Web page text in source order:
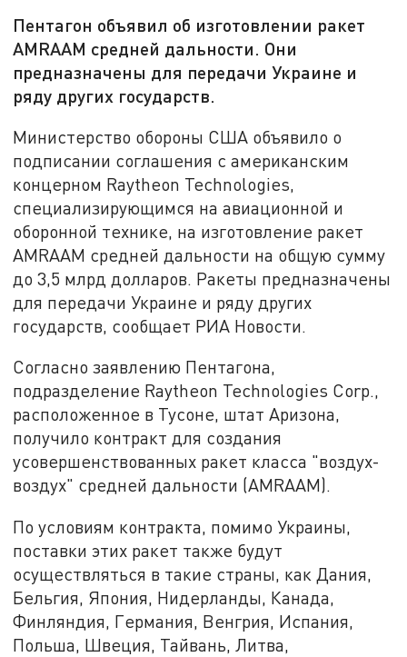
Пентагон объявил об изготовлении ракет
AMRAAM средней дальности. Они
предназначены для передачи Украине и
ряду других государств.
Министерство обороны США объявило о
подписании соглашения с американским
концерном Raytheon Technologies,
специализирующимся на авиационной и
оборонной технике, на изготовление ракет
AMRAAM средней дальности на общую сумму
до 3,5 млрд долларов. Ракеты предназначены
для передачи Украине и ряду других
государств, сообщает РИА Новости.
Согласно заявлению Пентагона,
подразделение Raytheon Technologies Corp.,
расположенное в Тусоне, штат Аризона,
получило контракт для создания
усовершенствованных ракет класса "воздух-
воздух" средней дальности (AMRAAM).
По условиям контракта, помимо Украины,
поставки этих ракет также будут
осуществляться в такие страны, как Дания,
Бельгия, Япония, Нидерланды, Канада,
Финляндия, Германия, Венгрия, Испания,
Польша, Швеция, Тайвань, Литва,